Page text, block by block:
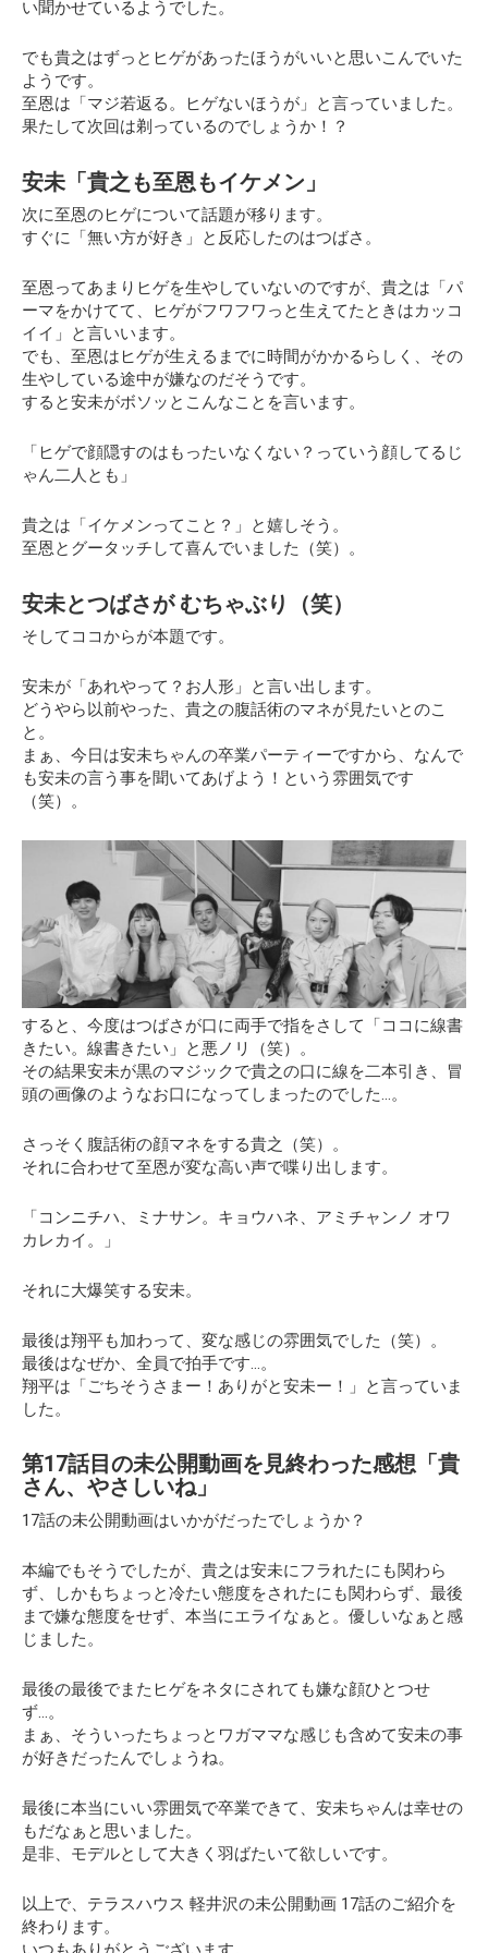
い聞かせているようでした。
でも貴之はずっとヒゲがあったほうがいいと思いこんでいた
ようです。
至恩は「マジ若返る。ヒゲないほうが」と言っていました。
果たして次回は剃っているのでしょうか！？
安未「貴之も至恩もイケメン」
次に至恩のヒゲについて話題が移ります。
すぐに「無い方が好き」と反応したのはつばさ。
至恩ってあまりヒゲを生やしていないのですが、貴之は「パ
ーマをかけてて、ヒゲがフワフワっと生えてたときはカッコ
イイ」と言いいます。
でも、至恩はヒゲが生えるまでに時間がかかるらしく、その
生やしている途中が嫌なのだそうです。
すると安未がボソッとこんなことを言います。
「ヒゲで顔隠すのはもったいなくない？っていう顔してるじ
ゃん二人とも」
貴之は「イケメンってこと？」と嬉しそう。
至恩とグータッチして喜んでいました（笑）。
安未とつばさが むちゃぶり（笑）
そしてココからが本題です。
安未が 「あれやって？お人形」
と言い出します。
どうやら以前やった、貴之の腹話術のマネが見たいとのこ
と。
まぁ、今日は安未ちゃんの卒業パーティーですから、なんで
も安未の言う事を聞いてあげよう！という雰囲気です
（笑）。
すると、今度はつばさが口に両手で指をさして
「ココに線書
きたい。線書きたい」
と悪ノリ（笑）。
その結果安未が黒のマジックで貴之の口に線を二本引き、冒
頭の画像のようなお口になってしまったのでした…。
さっそく腹話術の顔マネをする貴之（笑）。
それに合わせて至恩が変な高い声で喋り出します。
「コンニチハ、ミナサン。キョウハネ、アミチャンノ オワ
カレカイ。」
それに大爆笑する安未。
最後は翔平も加わって、変な感じの雰囲気でした（笑）。
最後はなぜか、全員で拍手です…。
翔平は「ごちそうさまー！ありがと安未ー！」と言っていま
した。
第17話目の未公開動画を見終わった感想「貴
さん、やさしいね」
17話の未公開動画はいかがだったでしょうか？
本編でもそうでしたが、貴之は安未にフラれたにも関わら
ず、しかもちょっと冷たい態度をされたにも関わらず、最後
まで嫌な態度をせず、本当にエライなぁと。優しいなぁと感
じました。
最後の最後でまたヒゲをネタにされても嫌な顔ひとつせ
ず…。
まぁ、そういったちょっとワガママな感じも含めて安未の事
が好きだったんでしょうね。
最後に本当にいい雰囲気で卒業できて、安未ちゃんは幸せの
もだなぁと思いました。
是非、モデルとして大きく羽ばたいて欲しいです。
以上で、テラスハウス 軽井沢の未公開動画 17話のご紹介を
終わります。